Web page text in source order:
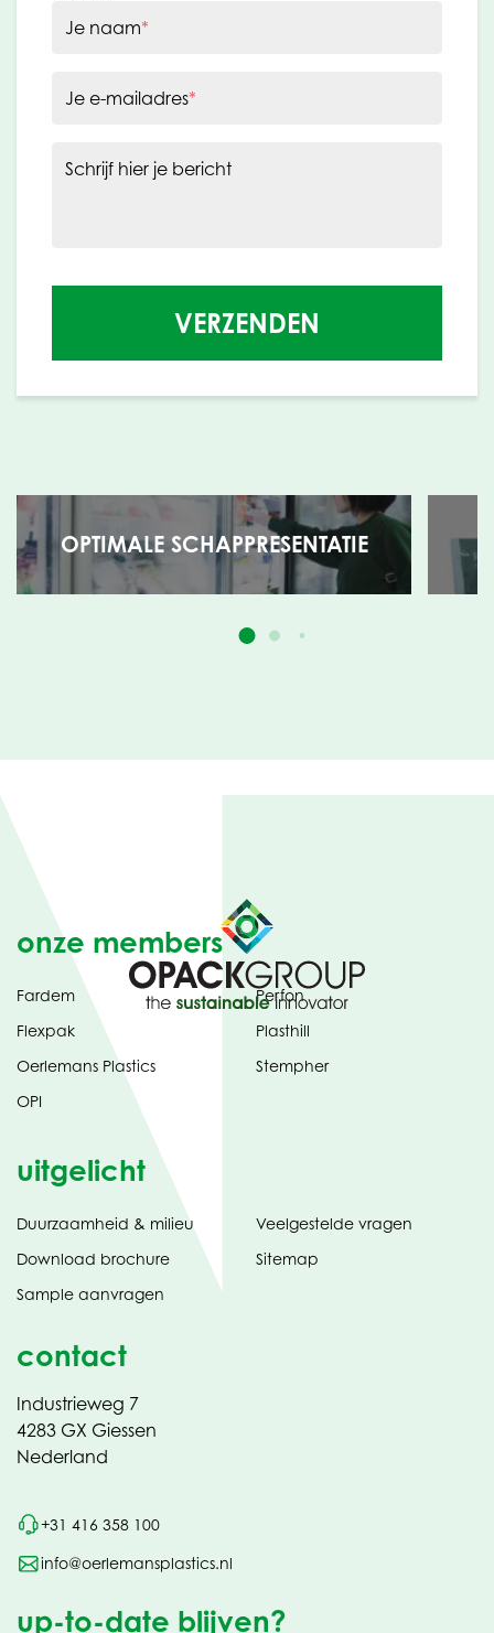
Je naam*
Je e-mailadres*
Schrijf hier je bericht
VERZENDEN
OPTIMALE SCHAPPRESENTATIE
onze members
Fardem
Flexpak
Oerlemans Plastics
OPI
Perfon
Plasthill
Stempher
uitgelicht
Duurzaamheid & milieu
Download brochure(opent
tabblad)
Sample aanvragen
Veelgestelde vragen
Sitemap
contact
Industrieweg 7
4283 GX Giessen
Nederland
+31 416 358 100
info@oerlemansplastics.nl
up-to-date blijven?